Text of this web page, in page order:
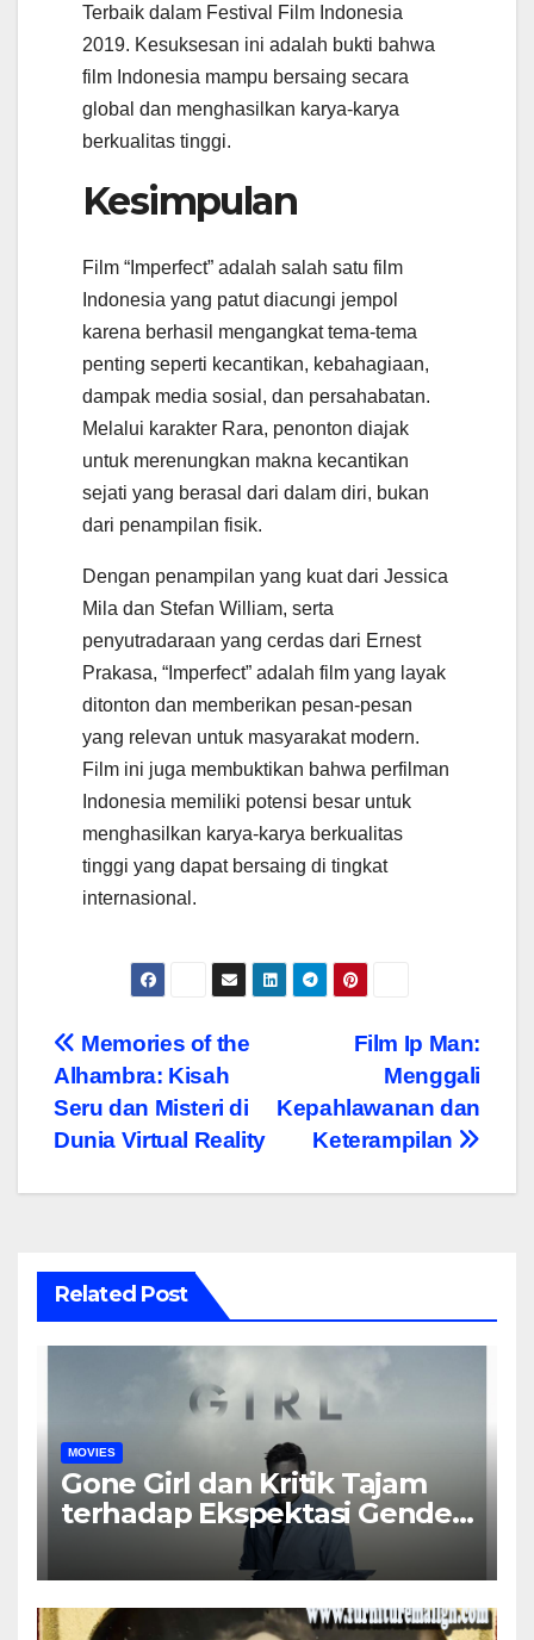
Terbaik dalam Festival Film Indonesia
2019. Kesuksesan ini adalah bukti bahwa
film Indonesia mampu bersaing secara
global dan menghasilkan karya-karya
berkualitas tinggi.
Kesimpulan
Film “Imperfect” adalah salah satu film
Indonesia yang patut diacungi jempol
karena berhasil mengangkat tema-tema
penting seperti kecantikan, kebahagiaan,
dampak media sosial, dan persahabatan.
Melalui karakter Rara, penonton diajak
untuk merenungkan makna kecantikan
sejati yang berasal dari dalam diri, bukan
dari penampilan fisik.
Dengan penampilan yang kuat dari Jessica
Mila dan Stefan William, serta
penyutradaraan yang cerdas dari Ernest
Prakasa, “Imperfect” adalah film yang layak
ditonton dan memberikan pesan-pesan
yang relevan untuk masyarakat modern.
Film ini juga membuktikan bahwa perfilman
Indonesia memiliki potensi besar untuk
menghasilkan karya-karya berkualitas
tinggi yang dapat bersaing di tingkat
internasional.
Navigasi
pos
Film Ip Man:
Menggali
Kepahlawanan dan
Keterampilan
Memories of the
Alhambra: Kisah
Seru dan Misteri di
Dunia Virtual Reality
Related Post
MOVIES
Gone Girl dan Kritik Tajam
terhadap Ekspektasi Gender
dalam Rumah Tangga